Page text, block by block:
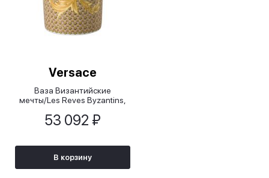
Versace
Ваза Византийские
мечты/Les Reves Byzantins,
53 092 ₽
В корзину